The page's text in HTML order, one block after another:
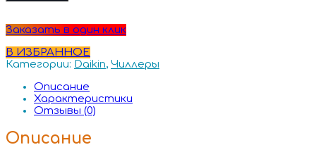
Заказать в один клик
В ИЗБРАННОЕ
Категории: Daikin, Чиллеры
Описание
Характеристики
Отзывы (0)
Описание